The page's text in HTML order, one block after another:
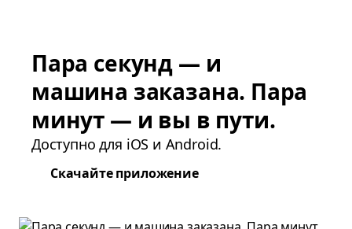
Пара секунд — и
машина заказана. Пара
минут — и вы в пути.
Доступно для iOS и Android.
Скачайте приложение